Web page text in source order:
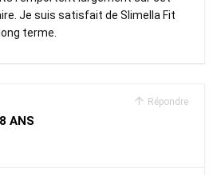
Je suis satisfait de Slimella Fit
terme.
Répondre
ANS